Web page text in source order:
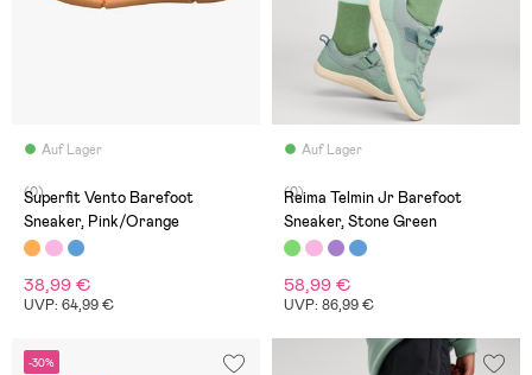
Auf Lager
(0)
Superfit Vento Barefoot
Sneaker, Pink/Orange
38,99 €
UVP: 64,99 €
Auf Lager
(0)
Reima Telmin Jr Barefoot
Sneaker, Stone Green
58,99 €
UVP: 86,99 €
-30%